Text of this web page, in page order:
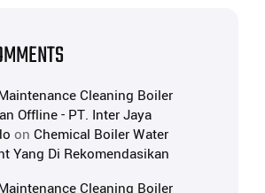
Cleaning Boiler
Offline - PT. Inter Jaya
on Chemical Boiler Water
Yang Di Rekomendasikan
Cleaning Boiler